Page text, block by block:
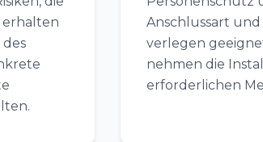
erhalten
Anschlussart
verlegen
nehmen die
erforderlichen